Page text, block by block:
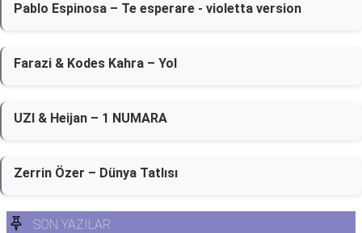
Pablo Espinosa – Te esperare - violetta version
Farazi & Kodes Kahra – Yol
UZI & Heijan – 1 NUMARA
Zerrin Özer – Dünya Tatlısı
SON YAZILAR